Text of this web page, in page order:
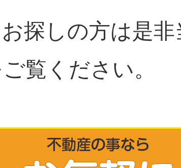
探しの方は是非
覧ください。